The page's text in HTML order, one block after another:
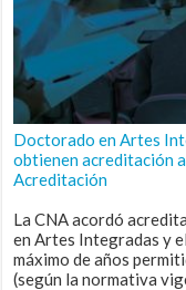
Doctorado en Artes
obtienen acreditación
Acreditación
La CNA acordó
en Artes Integradas y
máximo de años
(según la normativa